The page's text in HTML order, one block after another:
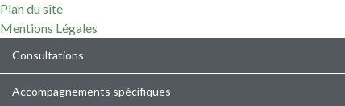
Plan du site
Mentions Légales
Consultations
Accompagnements spécifiques